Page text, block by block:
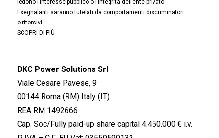
ledono l’interesse pubblico o l’integrità dell’ente privato.
I segnalanti saranno tutelati da comportamenti discriminatori
o ritorsivi.
SCOPRI DI PIÙ
DKC Power Solutions Srl
Viale Cesare Pavese, 9
00144 Roma (RM) Italy (IT)
REA RM 1492666
Cap. Soc/Fully paid-up share capital 4.450.000 € i.v.